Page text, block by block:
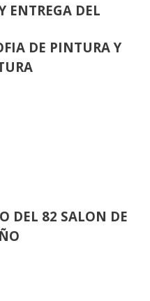
ENTREGA DEL
DE PINTURA Y
DEL 82 SALON DE